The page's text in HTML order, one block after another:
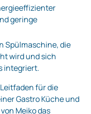
geringe
Spülmaschine, die
wird und sich
integriert.
für die
Gastro Küche und
Meiko das